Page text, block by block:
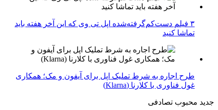
۳ فیلم دست‌کم‌گرفته‌شده اپل تی وی که این آخر هفته باید
تماشا کنید
طرح اجاره به شرط تملیک اپل برای آیفون و مک؛ همکاری
غول فناوری با کلارنا (Klarna)
جدید محبوب تصادفی